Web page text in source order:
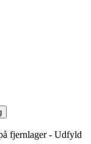
fjernlager - Udfyld